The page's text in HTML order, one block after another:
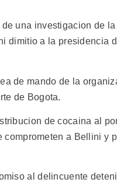
una investigacion de
dimitio a la presidencia
de mando de la
de Bogota.
de cocaina al
comprometen a Bellini y
al delincuente